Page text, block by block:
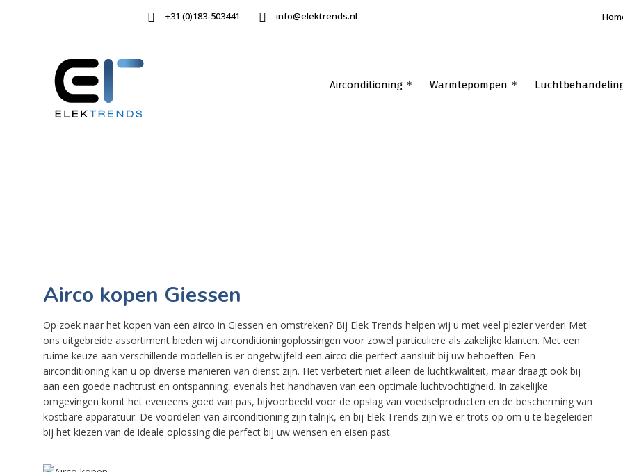
+31 (0)183-503441 info@elektrends.nl
Airconditioning Warmtepompen
Airco kopen Giessen
Op zoek naar het kopen van een airco in Giessen en omstreken? Bij Elek Trends helpen wij u met veel plezier verder! Met
ons uitgebreide assortiment bieden wij airconditioningoplossingen voor zowel particuliere als zakelijke klanten. Met een
ruime keuze aan verschillende modellen is er ongetwijfeld een airco die perfect aansluit bij uw behoeften. Een
airconditioning kan u op diverse manieren van dienst zijn. Het verbetert niet alleen de luchtkwaliteit, maar draagt ook bij
aan een goede nachtrust en ontspanning, evenals het handhaven van een optimale luchtvochtigheid. In zakelijke
omgevingen komt het eveneens goed van pas, bijvoorbeeld voor de opslag van voedselproducten en de bescherming van
kostbare apparatuur. De voordelen van airconditioning zijn talrijk, en bij Elek Trends zijn we er trots op om u te begeleiden
bij het kiezen van de ideale oplossing die perfect bij uw wensen en eisen past.